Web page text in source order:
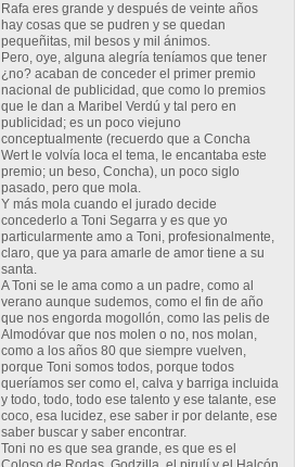
Rafa eres grande y después de veinte años
hay cosas que se pudren y se quedan
pequeñitas, mil besos y mil ánimos.
Pero, oye, alguna alegría teníamos que tener
¿no? acaban de conceder el primer premio
nacional de publicidad, que como lo premios
que le dan a Maribel Verdú y tal pero en
publicidad; es un poco viejuno
conceptualmente (recuerdo que a Concha
Wert le volvía loca el tema, le encantaba este
premio; un beso, Concha), un poco siglo
pasado, pero que mola.
Y más mola cuando el jurado decide
concederlo a Toni Segarra y es que yo
particularmente amo a Toni, profesionalmente,
claro, que ya para amarle de amor tiene a su
santa.
A Toni se le ama como a un padre, como al
verano aunque sudemos, como el fin de año
que nos engorda mogollón, como las pelis de
Almodóvar que nos molen o no, nos molan,
como a los años 80 que siempre vuelven,
porque Toni somos todos, porque todos
queríamos ser como el, calva y barriga incluida
y todo, todo, todo ese talento y ese talante, ese
coco, esa lucidez, ese saber ir por delante, ese
saber buscar y saber encontrar.
Toni no es que sea grande, es que es el